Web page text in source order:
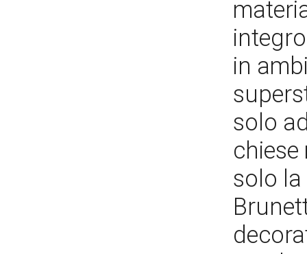
in
solo
chiese
solo